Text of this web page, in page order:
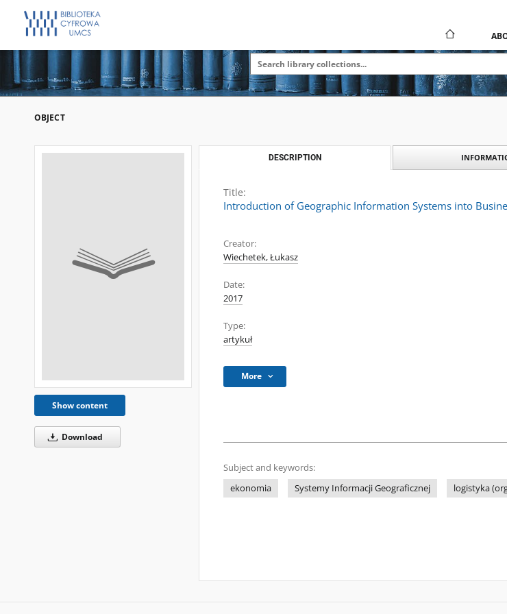
OBJECT
Show content
Download
DESCRIPTION
Title:
Introduction of Geographic Information Systems into
Creator:
Wiechetek, Łukasz
Date:
2017
Type:
artykuł
More
Subject and keywords:
ekonomia
Systemy Informacji Geograficznej logistyka